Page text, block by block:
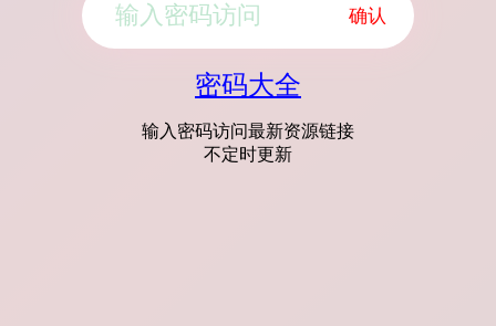
确认
密码大全
输入密码访问最新资源链接
不定时更新